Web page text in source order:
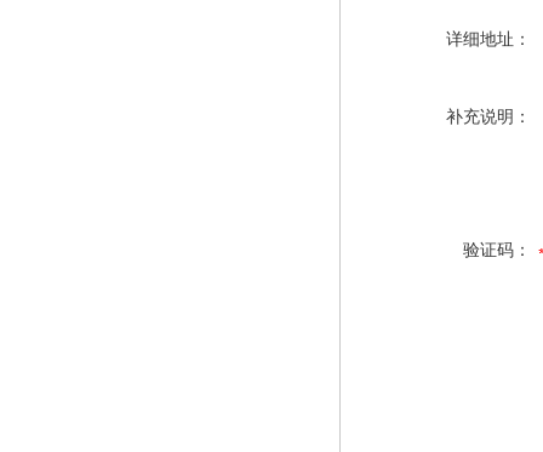
详细地址：
补充说明：
验证码：